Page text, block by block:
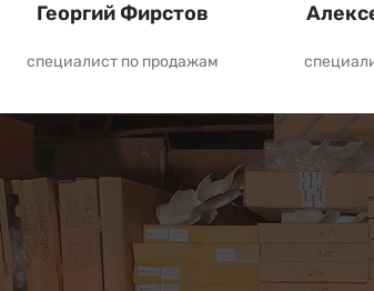
Георгий Фирстов
специалист по продажам